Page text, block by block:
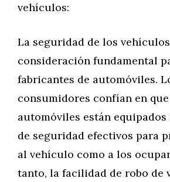
vehículos:
La seguridad de los
consideración fundamental
fabricantes de automóviles.
consumidores confían en
automóviles están equipados
de seguridad efectivos para
al vehículo como a los
tanto, la facilidad de robo de